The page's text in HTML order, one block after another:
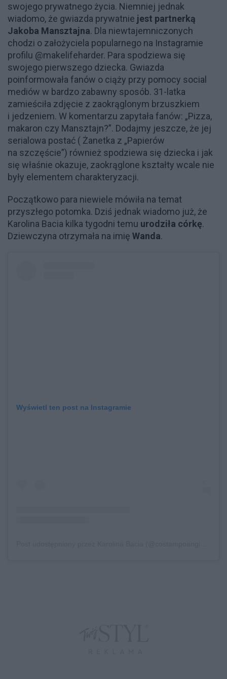
swojego prywatnego życia. Niemniej jednak
wiadomo, że gwiazda prywatnie jest partnerką
Jakoba Mansztajna. Dla niewtajemniczonych
chodzi o założyciela popularnego na Instagramie
profilu @makelifeharder. Para spodziewa się
swojego pierwszego dziecka. Gwiazda
poinformowała fanów o ciąży przy pomocy social
mediów w bardzo zabawny sposób. 31-latka
zamieściła zdjęcie z zaokrąglonym brzuszkiem
i jedzeniem. W komentarzu zapytała fanów: „Pizza,
makaron czy Mansztajn?”. Dodajmy jeszcze, że jej
serialowa postać ( Żanetka z „Papierów
na szczęście”) również spodziewa się dziecka i jak
się właśnie okazuje, zaokrąglone kształty wcale nie
były elementem charakteryzacji.
Początkowo para niewiele mówiła na temat
przyszłego potomka. Dziś jednak wiadomo już, że
Karolina Bacia kilka tygodni temu urodziła córkę.
Dziewczyna otrzymała na imię Wanda.
Wyświetl ten post na Instagramie